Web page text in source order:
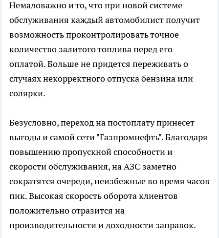
Немаловажно и то, что при новой системе
обслуживания каждый автомобилист получит
возможность проконтролировать точное
количество залитого топлива перед его
оплатой. Больше не придется переживать о
случаях некорректного отпуска бензина или
солярки.
Безусловно, переход на постоплату принесет
выгоды и самой сети "Газпромнефть". Благодаря
повышению пропускной способности и
скорости обслуживания, на АЗС заметно
сократятся очереди, неизбежные во время часов
пик. Высокая скорость оборота клиентов
положительно отразится на
производительности и доходности заправок.